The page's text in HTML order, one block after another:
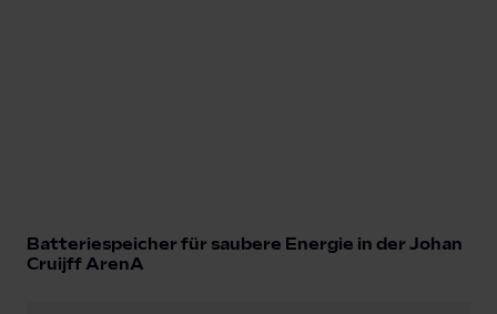
Batteriespeicher für saubere Energie in der Johan
Cruijff ArenA